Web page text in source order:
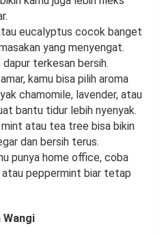
eucalyptus cocok banget
yang menyengat.
dapur terkesan bersih.
kamu bisa pilih aroma
chamomile, lavender, atau
bantu tidur lebih nyenyak.
atau tea tree bisa bikin
dan bersih terus.
punya home office, coba
atau peppermint biar tetap
Wangi